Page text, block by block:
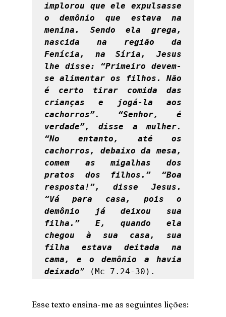
implorou que ele expulsasse
o demônio que estava na
menina. Sendo ela grega,
nascida na região da
Fenícia, na Síria, Jesus
lhe disse: “Primeiro devem-
se alimentar os filhos. Não
é certo tirar comida das
crianças e jogá-la aos
cachorros”. “Senhor, é
verdade”, disse a mulher.
“No entanto, até os
cachorros, debaixo da mesa,
comem as migalhas dos
pratos dos filhos.” “Boa
resposta!”, disse Jesus.
“Vá para casa, pois o
demônio já deixou sua
filha.” E, quando ela
chegou à sua casa, sua
filha estava deitada na
cama, e o demônio a havia
deixado” (Mc 7.24-30).
Esse texto ensina-me as seguintes lições: